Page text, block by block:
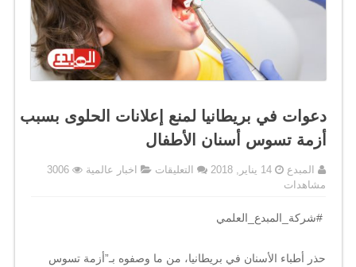
دعوات في بريطانيا لمنع إعلانات الحلوى بسبب
أزمة تسوس أسنان الأطفال
المبدع 14 يناير, 2018 التعليقات على
الحلوى
اخبار عالمية
3006
مشاهدات
#شركة_المبدع_العلمي
حذر أطباء الأسنان في بريطانيا، من ما وصفوه بـ”أزمة تسوس